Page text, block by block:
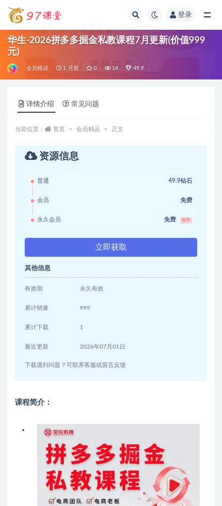
登录
华生-2026拼多多掘金私教课程7月更新(价值999
元)
会员精品 1 月前 0 14 49.9
详情介绍 常见问题
当前位置： 首页 会员精品 正文
资源信息
普通 49.9钻石
会员 免费
永久会员 免费 推荐
立即获取
其他信息
有效期 永久有效
累计销量 999
累计下载 1
最近更新 2026年07月01日
下载遇到问题？可联系客服或留言反馈
课程简介：